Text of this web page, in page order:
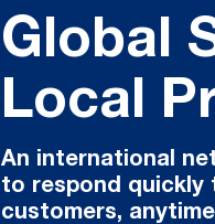
Global
Local
An international
to respond
customers,